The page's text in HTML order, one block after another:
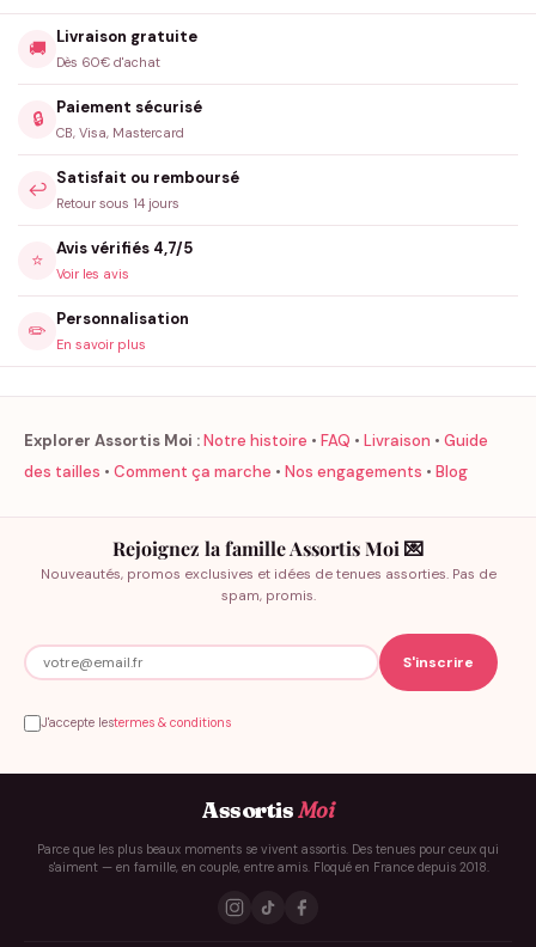
🚚
Livraison gratuite
Dès 60€ d'achat
🔒
Paiement sécurisé
CB, Visa, Mastercard
↩️
Satisfait ou remboursé
Retour sous 14 jours
⭐
Avis vérifiés 4,7/5
Voir les avis
✏️
Personnalisation
En savoir plus
Explorer Assortis Moi :Notre histoire • FAQ • Livraison • Guide
des tailles • Comment ça marche • Nos engagements • Blog
Rejoignez la famille Assortis Moi 💌
Nouveautés, promos exclusives et idées de tenues assorties. Pas de
spam, promis.
J'accepte lestermes & conditions
AssortisMoi
Parce que les plus beaux moments se vivent assortis. Des tenues pour ceux qui
s'aiment — en famille, en couple, entre amis. Floqué en France depuis 2018.